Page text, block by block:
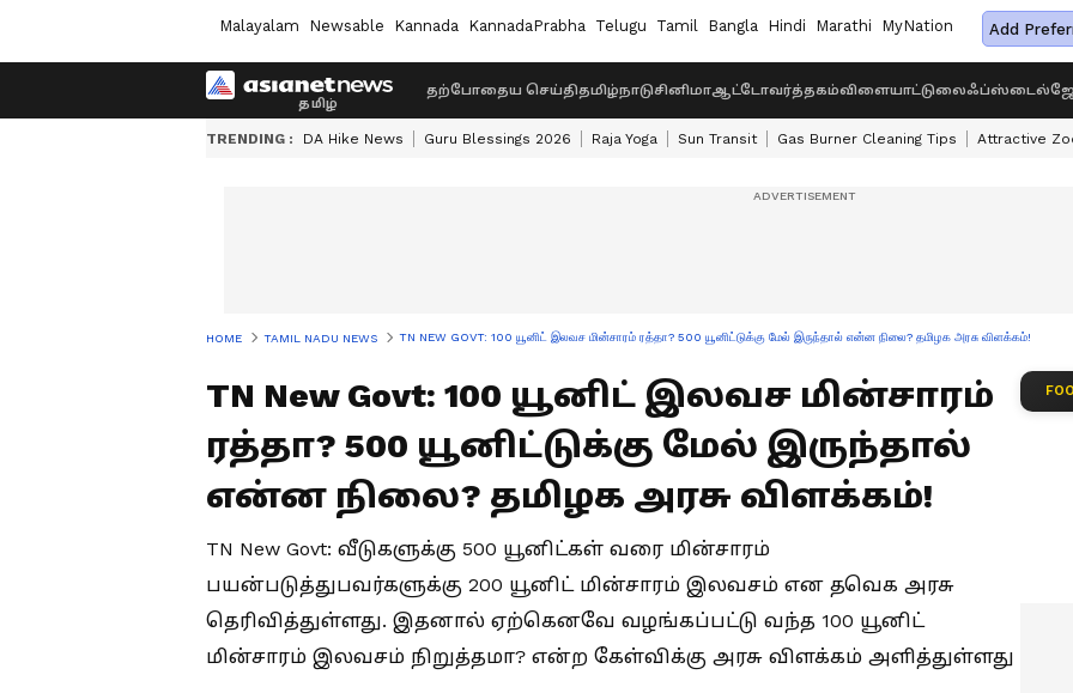
Malayalam Newsable Kannada KannadaPrabha Telugu Tamil Bangla Hindi Marathi MyNation Add
தற்போதைய செய்திதமிழ்நாடுசினிமாஆட்டோவர்த்தகம்விளையாட்டுலைஃப்ஸ்டைல்
TRENDING : DA Hike News Guru Blessings 2026 Raja Yoga Sun Transit Gas Burner Cleaning Tips Attractive
HOME TAMIL NADU NEWS TN NEW GOVT: 100 யூனிட் இலவச மின்சாரம் ரத்தா? 500 யூனிட்டுக்கு மேல் இருந்தால் என்ன நிலை? தமிழக அரசு விளக்கம்!
TN New Govt: 100 யூனிட் இலவச மின்சாரம்
ரத்தா? 500 யூனிட்டுக்கு மேல் இருந்தால்
என்ன நிலை? தமிழக அரசு விளக்கம்!
TN New Govt: வீடுகளுக்கு 500 யூனிட்கள் வரை மின்சாரம்
பயன்படுத்துபவர்களுக்கு 200 யூனிட் மின்சாரம் இலவசம் என தவெக அரசு
தெரிவித்துள்ளது. இதனால் ஏற்கெனவே வழங்கப்பட்டு வந்த 100 யூனிட்
மின்சாரம் இலவசம் நிறுத்தமா? என்ற கேள்விக்கு அரசு விளக்கம் அளித்துள்ளது